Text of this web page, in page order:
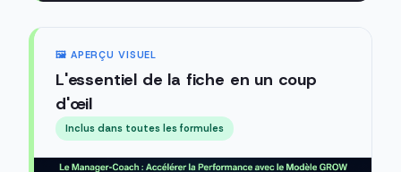
🖼️ APERÇU VISUEL
L'essentiel de la fiche en un coup
d'œil
Inclus dans toutes les formules